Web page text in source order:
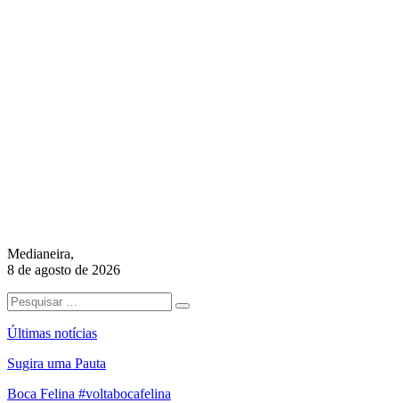
Medianeira,
8 de agosto de 2026
Últimas notícias
Sugira uma Pauta
Boca Felina #voltabocafelina